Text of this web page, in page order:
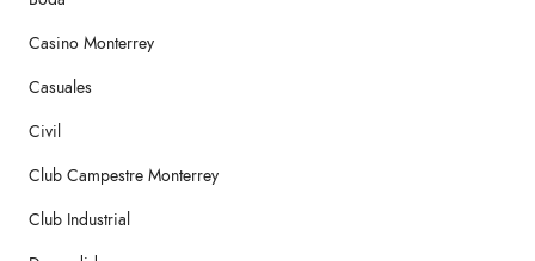
Casino Monterrey
Casuales
Civil
Club Campestre Monterrey
Club Industrial